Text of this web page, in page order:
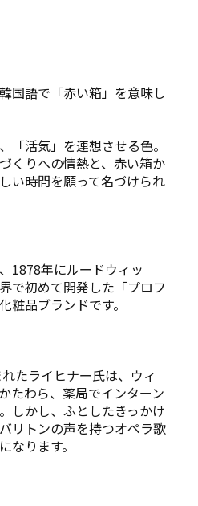
国語で「赤い箱」を意味し
「活気」を連想させる色。
くりへの情熱と、赤い箱か
い時間を願って名づけられ
1878年にルードウィッ
で初めて開発した「プロフ
粧品ブランドです。
たライヒナー氏は、ウィ
たわら、薬局でインターン
しかし、ふとしたきっかけ
リトンの声を持つオペラ歌
なります。